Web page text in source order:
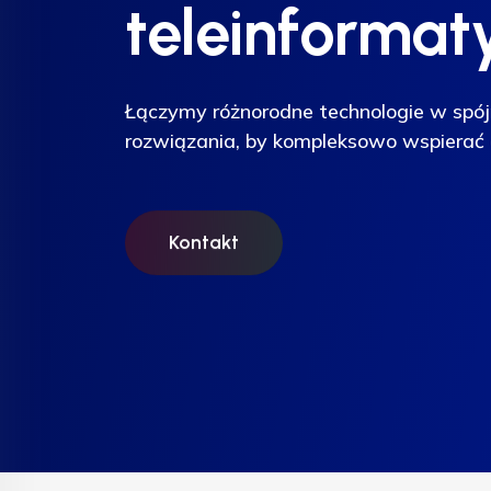
Łączymy różnorodne technologie w
rozwiązania, by kompleksowo
Kontakt
Łączymy różnorodne technologie w
rozwiązania, by kompleksowo
Kontakt
Łączymy różnorodne technologie w
rozwiązania, by kompleksowo
Kontakt